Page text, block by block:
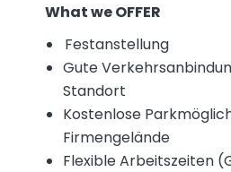
What we OFFER
Festanstellung
Gute
Standort
Kostenlose
Firmengelände
Flexible Arbeitszeiten